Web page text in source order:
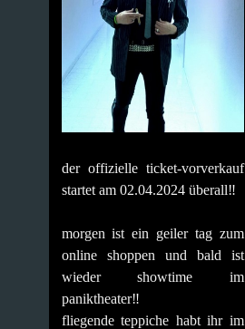
der offizielle ticket-vorverkauf
startet am 02.04.2024 überall‼️
morgen ist ein geiler tag zum
online shoppen und bald ist
wieder showtime im
paniktheater‼️
fliegende teppiche habt ihr im